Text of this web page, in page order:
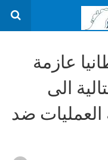
عازمة
الى
العمليات ضد